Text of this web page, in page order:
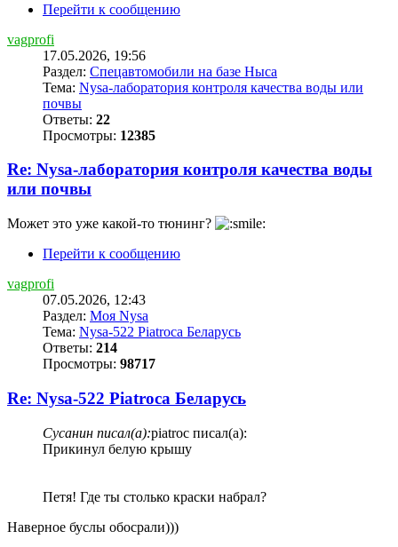
Перейти к сообщению
vagprofi
17.05.2026, 19:56
Раздел: Спецавтомобили на базе Ныса
Тема: Nysa-лаборатория контроля качества воды или
почвы
Ответы: 22
Просмотры: 12385
Re: Nysa-лаборатория контроля качества воды
или почвы
Может это уже какой-то тюнинг?
Перейти к сообщению
vagprofi
07.05.2026, 12:43
Раздел: Моя Nysa
Тема: Nysa-522 Piatroca Беларусь
Ответы: 214
Просмотры: 98717
Re: Nysa-522 Piatroca Беларусь
Сусанин писал(а):piatroc писал(а):
Прикинул белую крышу
Петя! Где ты столько краски набрал?
Наверное буслы обосрали)))